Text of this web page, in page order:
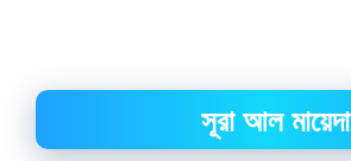
সূরা আল মায়েদা